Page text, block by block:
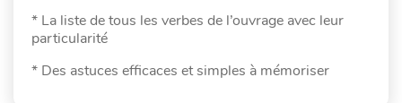
* La liste de tous les verbes de l’ouvrage avec leur
particularité
* Des astuces efficaces et simples à mémoriser